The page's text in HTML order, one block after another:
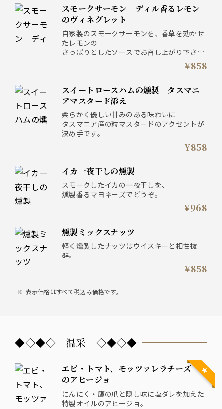
スモークサーモン ディル香るレモン
のヴィネグレット
自家製のスモークサーモンを、香草を効かせ
たレモンの
さっぱりとしたソースでお召し上がり下さ
¥858
スイートロースハムの燻製 タスマニ
アマスタード添え
柔らかく優しい甘みのある味わいに
タスマニア産の粒マスタードのアクセントが
決め手です。
¥858
イカ一夜干しの燻製
スモークしたイカの一夜干しを、
燻製香るマヨネーズでどうぞ。
¥968
燻製ミックスナッツ
軽く燻製したナッツはウイスキーと相性抜
群。
¥858
表示価格はすべて税込み価格です。
◆◇◆◇ 温采 ◇◆◇◆
エビ・トマト、モッツァレラチーズ
のアヒージョ
にんにく・鷹の爪と隠し味に塩ダレを加えた
特製オイルのアヒージョ。